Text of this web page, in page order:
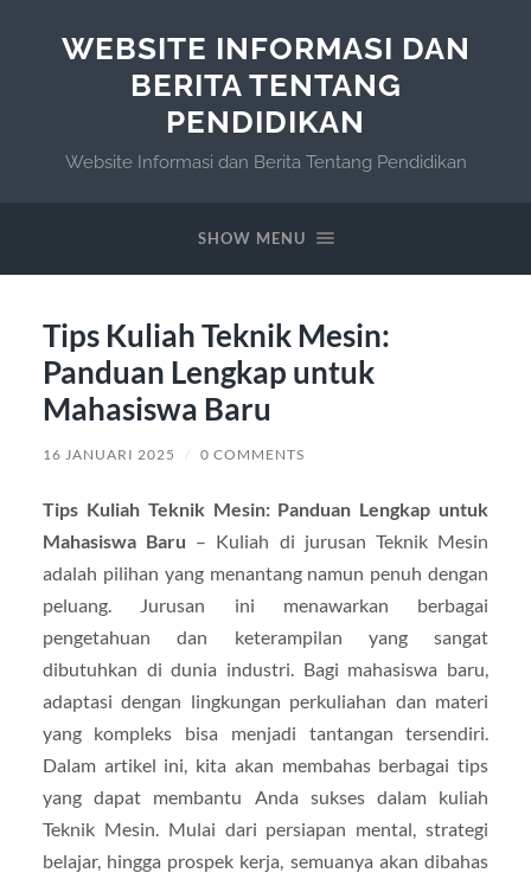
WEBSITE INFORMASI DAN
BERITA TENTANG
PENDIDIKAN
Website Informasi dan Berita Tentang Pendidikan
SHOW MENU
Tips Kuliah Teknik Mesin:
Panduan Lengkap untuk
Mahasiswa Baru
16 JANUARI 2025 / 0 COMMENTS
Tips Kuliah Teknik Mesin: Panduan Lengkap untuk
Mahasiswa Baru – Kuliah di jurusan Teknik Mesin
adalah pilihan yang menantang namun penuh dengan
peluang. Jurusan ini menawarkan berbagai
pengetahuan dan keterampilan yang sangat
dibutuhkan di dunia industri. Bagi mahasiswa baru,
adaptasi dengan lingkungan perkuliahan dan materi
yang kompleks bisa menjadi tantangan tersendiri.
Dalam artikel ini, kita akan membahas berbagai tips
yang dapat membantu Anda sukses dalam kuliah
Teknik Mesin. Mulai dari persiapan mental, strategi
belajar, hingga prospek kerja, semuanya akan dibahas